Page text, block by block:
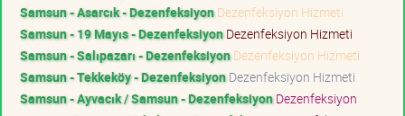
Samsun - Asarcık - DezenfeksiyonDezenfeksiyon Hizmeti
Samsun - 19 Mayıs - DezenfeksiyonDezenfeksiyon Hizmeti
Samsun - Salıpazarı - DezenfeksiyonDezenfeksiyon Hizmeti
Samsun - Tekkeköy - DezenfeksiyonDezenfeksiyon Hizmeti
Samsun - Ayvacık / Samsun - DezenfeksiyonDezenfeksiyon